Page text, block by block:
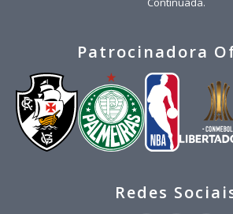
Patrocinadora
Redes